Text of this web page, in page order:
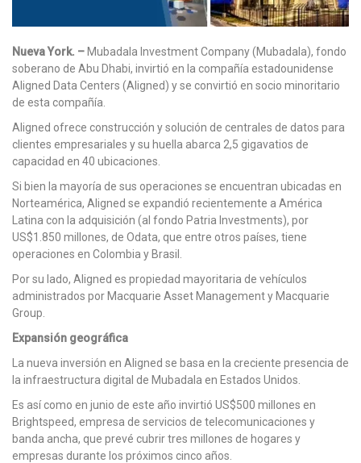
Nueva York. – Mubadala Investment Company (Mubadala), fondo
soberano de Abu Dhabi, invirtió en la compañía estadounidense
Aligned Data Centers (Aligned) y se convirtió en socio minoritario
de esta compañía.
Aligned ofrece construcción y solución de centrales de datos para
clientes empresariales y su huella abarca 2,5 gigavatios de
capacidad en 40 ubicaciones.
Si bien la mayoría de sus operaciones se encuentran ubicadas en
Norteamérica, Aligned se expandió recientemente a América
Latina con la adquisición (al fondo Patria Investments), por
US$1.850 millones, de Odata, que entre otros países, tiene
operaciones en Colombia y Brasil.
Por su lado, Aligned es propiedad mayoritaria de vehículos
administrados por Macquarie Asset Management y Macquarie
Group.
Expansión geográfica
La nueva inversión en Aligned se basa en la creciente presencia de
la infraestructura digital de Mubadala en Estados Unidos.
Es así como en junio de este año invirtió US$500 millones en
Brightspeed, empresa de servicios de telecomunicaciones y
banda ancha, que prevé cubrir tres millones de hogares y
empresas durante los próximos cinco años.